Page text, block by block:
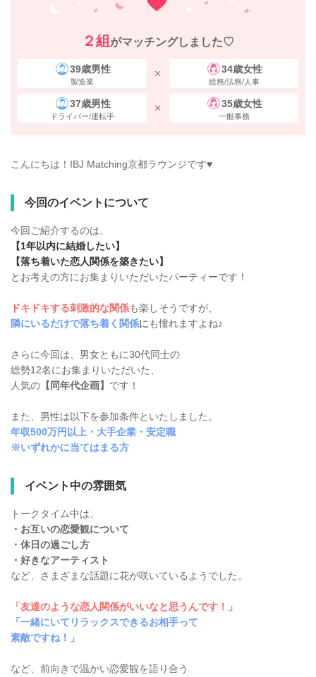
２組 がマッチングしました♡
39歳男性
製造業
34歳女性
総務/法務/人事
37歳男性
ドライバー/運転手
35歳女性
一般事務
こんにちは！IBJ Matching京都ラウンジです♥
今回のイベントについて
今回ご紹介するのは、
【1年以内に結婚したい】
【落ち着いた恋人関係を築きたい】
とお考えの方にお集まりいただいたパーティーです！
ドキドキする刺激的な関係も楽しそうですが、
隣にいるだけで落ち着く関係に も憧れますよね♪
さらに今回は、男女ともに30代同士の
総勢12名にお集まりいただいた、
人気の 【同年代企画】 です！
また、男性は以下を参加条件といたしました。
年収500万円以上・大手企業・安定職
※いずれかに当てはまる方
イベント中の雰囲気
トークタイム中は、
・お互いの恋愛観について
・休日の過ごし方
・好きなアーティスト
など、さまざまな話題に花が咲いているようでした。
「友達のような恋人関係がいいなと思うんです！」
「一緒にいてリラックスできるお相手って
素敵ですね！」
など、前向きで温かい恋愛観を語り合う